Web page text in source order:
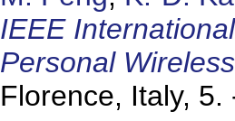
IEEE
Personal
Florence, Italy, 5.